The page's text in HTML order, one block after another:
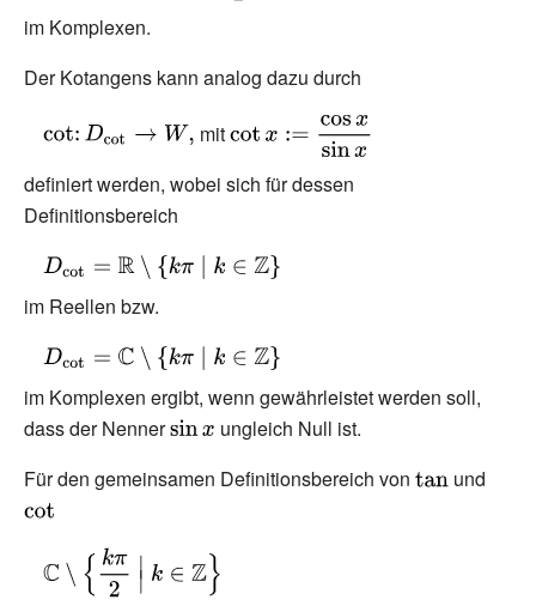
{\Big \{}k\pi +
{\frac {\pi }
{2}}\;{\Big
\mathbb {Z}
{\Big \}}}
}=\mathbb
\setminus
{\Big \{}k\pi +
{2}}\;{\Big
|}\;k\in
{\Big \}}}
im Komplexen.
Der Kotangens kann analog dazu durch
{\displaystyle
D_{\cot }\to
W,}
mit{\displaystyle
\cot x:={\frac
{\cos x}{\sin
definiert werden, wobei sich für dessen
Definitionsbereich
{\displaystyle
D_{\cot
{R}
\setminus \
{k\pi \mid k\in
\}}
im Reellen bzw.
{\displaystyle
D_{\cot
}=\mathbb
\setminus \
{k\pi \mid k\in
\mathbb {Z}
\}}
im Komplexen ergibt, wenn gewährleistet werden soll,
dass der Nenner{\displaystyle
ungleich Null ist.
Für den gemeinsamen Definitionsbereich von {\displaystyle
und
{\displaystyle
\mathbb {C}